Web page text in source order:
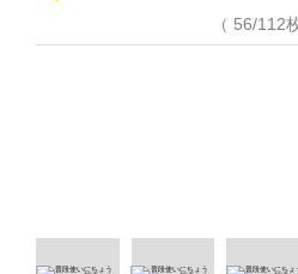
（ 56/112